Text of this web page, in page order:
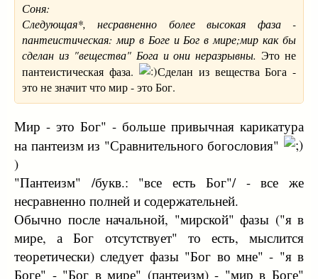
Соня:
Следующая*, несравненно более высокая фаза -
пантеистическая: мир в Боге и Бог в мире;мир как бы
сделан из "вещества" Бога и они неразрывны. Это не
пантеистическая фаза.
Сделан из вещества Бога -
это не значит что мир - это Бог.
Мир - это Бог" - больше привычная карикатура
на пантеизм из "Сравнительного богословия"
)
"Пантеизм" /букв.: "все есть Бог"/ - все же
несравненно полней и содержательней.
Обычно после начальной, "мирской" фазы ("я в
мире, а Бог отсутствует" то есть, мыслится
теоретически) следует фазы "Бог во мне" - "я в
Боге" - "Бог в мире" (пантеизм) - "мир в Боге"